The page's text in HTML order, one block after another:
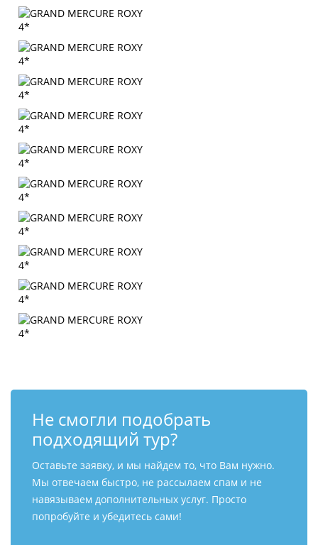
Не смогли подобрать
подходящий тур?
Оставьте заявку, и мы найдем то, что Вам нужно.
Мы отвечаем быстро, не рассылаем спам и не
навязываем дополнительных услуг. Просто
попробуйте и убедитесь сами!